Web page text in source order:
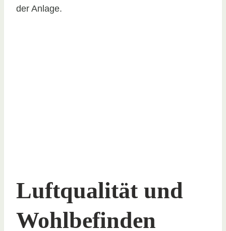
der Anlage.
Luftqualität und
Wohlbefinden